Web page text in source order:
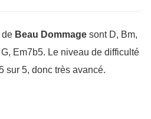
Beau Dommagesont D, Bm,
Em7b5. Le niveau de difficulté
sur 5, donc très avancé.